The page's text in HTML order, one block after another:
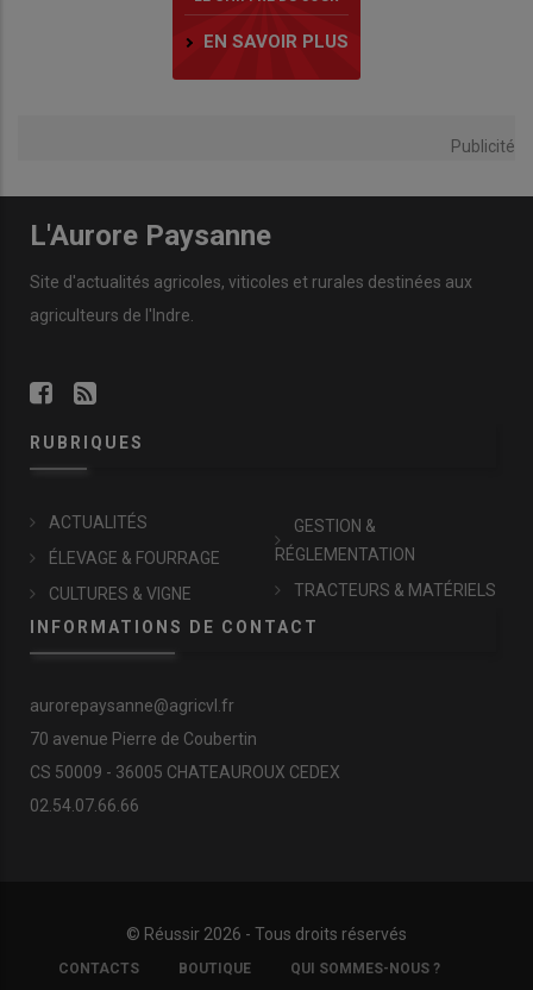
EN SAVOIR PLUS
Publicité
L'Aurore Paysanne
Site d'actualités agricoles, viticoles et rurales destinées aux
agriculteurs de l'Indre.
RUBRIQUES
ACTUALITÉS
ÉLEVAGE & FOURRAGE
CULTURES & VIGNE
GESTION &
RÉGLEMENTATION
TRACTEURS & MATÉRIELS
INFORMATIONS DE CONTACT
aurorepaysanne@agricvl.fr
70 avenue Pierre de Coubertin
CS 50009 - 36005 CHATEAUROUX CEDEX
02.54.07.66.66
© Réussir 2026 - Tous droits réservés
FOOTER
COPYRIGHT
CONTACTS BOUTIQUE QUI SOMMES-NOUS ?